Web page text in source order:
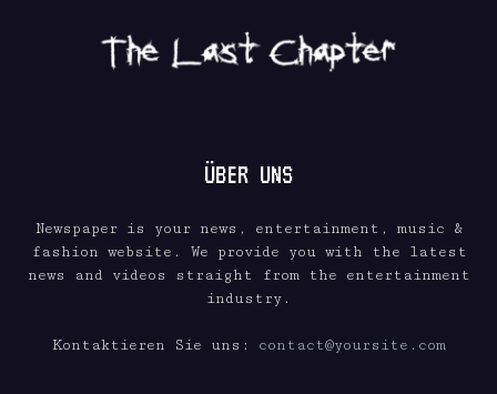
ÜBER UNS
Newspaper is your news, entertainment, music &
fashion website. We provide you with the latest
news and videos straight from the entertainment
industry.
Kontaktieren Sie uns: contact@yoursite.com